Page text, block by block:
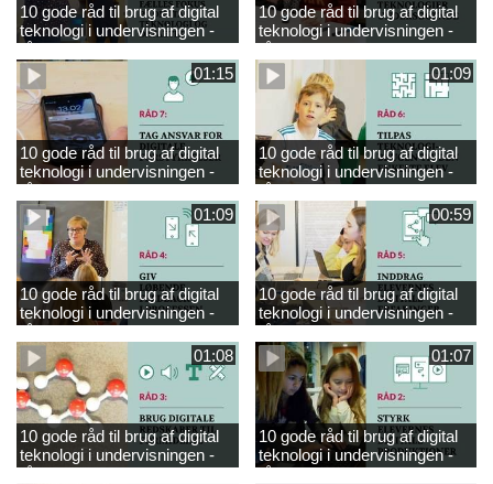
10 gode råd til brug af digital
teknologi i undervisningen -
råd 10
10 gode råd til brug af digital
teknologi i undervisningen -
råd 8
01:15
10 gode råd til brug af digital
teknologi i undervisningen -
råd 7
01:09
10 gode råd til brug af digital
teknologi i undervisningen -
råd 6
01:09
10 gode råd til brug af digital
teknologi i undervisningen -
råd 4
00:59
10 gode råd til brug af digital
teknologi i undervisningen -
råd 5
01:08
10 gode råd til brug af digital
teknologi i undervisningen -
råd 3
01:07
10 gode råd til brug af digital
teknologi i undervisningen -
råd 2